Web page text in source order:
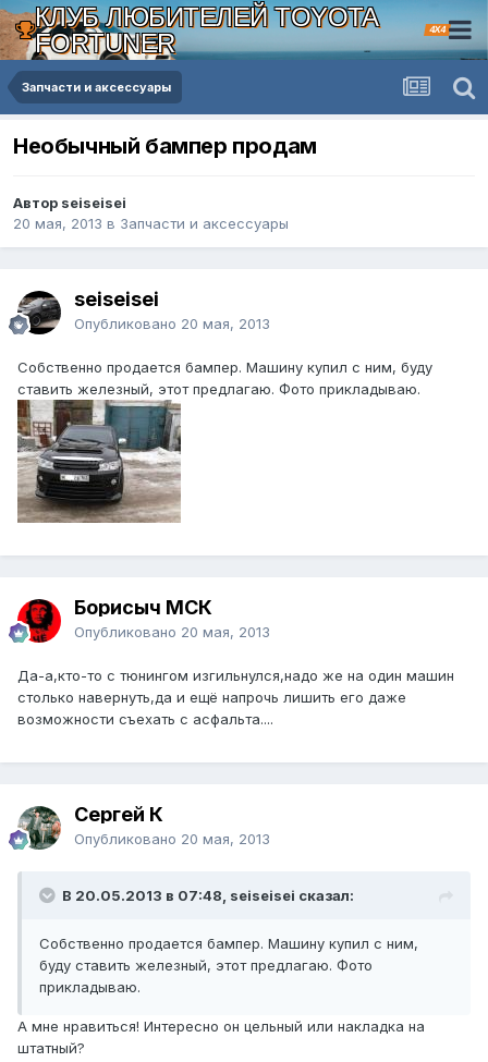
КЛУБ ЛЮБИТЕЛЕЙ TOYOTA
FORTUNER
4X4
Запчасти и аксессуары
Необычный бампер продам
Автор seiseisei
20 мая, 2013 в Запчасти и аксессуары
seiseisei
Опубликовано 20 мая, 2013
Собственно продается бампер. Машину купил с ним, буду
ставить железный, этот предлагаю. Фото прикладываю.
Борисыч МСК
Опубликовано 20 мая, 2013
Да-а,кто-то с тюнингом изгильнулся,надо же на один машин
столько навернуть,да и ещё напрочь лишить его даже
возможности съехать с асфальта....
Сергей К
Опубликовано 20 мая, 2013
В 20.05.2013 в 07:48, seiseisei сказал:
Собственно продается бампер. Машину купил с ним,
буду ставить железный, этот предлагаю. Фото
прикладываю.
А мне нравиться! Интересно он цельный или накладка на
штатный?